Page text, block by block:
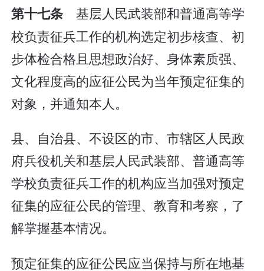
第十七条 基层人民武装部和普通高等学
校负责征兵工作的机构选定初步核查、初
步体检合格且思想政治好、身体素质强、
文化程度高的应征公民为当年预定征集的
对象，并通知本人。
县、自治县、不设区的市、市辖区人民政
府兵役机关和基层人民武装部、普通高等
学校负责征兵工作的机构应当加强对预定
征集的应征公民的管理、教育和考察，了
解掌握基本情况。
预定征集的应征公民应当保持与所在地基